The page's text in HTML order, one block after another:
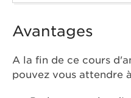
Avantages
A la fin de ce cours
pouvez vous attendre